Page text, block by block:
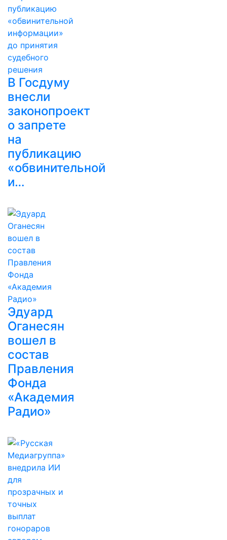
В Госдуму
внесли
законопроект
о запрете
на
публикацию
«обвинительной
и…
Эдуард
Оганесян
вошел в
состав
Правления
Фонда
«Академия
Радио»